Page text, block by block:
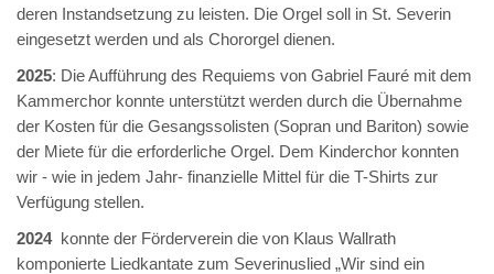
deren Instandsetzung zu leisten. Die Orgel soll in St. Severin
eingesetzt werden und als Chororgel dienen.
2025: Die Aufführung des Requiems von Gabriel Fauré mit dem
Kammerchor konnte unterstützt werden durch die Übernahme
der Kosten für die Gesangssolisten (Sopran und Bariton) sowie
der Miete für die erforderliche Orgel. Dem Kinderchor konnten
wir - wie in jedem Jahr- finanzielle Mittel für die T-Shirts zur
Verfügung stellen.
2024konnte der Förderverein die von Klaus Wallrath
komponierte Liedkantate zum Severinuslied „Wir sind ein